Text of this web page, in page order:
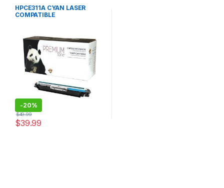
HPCE311A CYAN LASER
COMPATIBLE
-20%
$39.99
$49.99